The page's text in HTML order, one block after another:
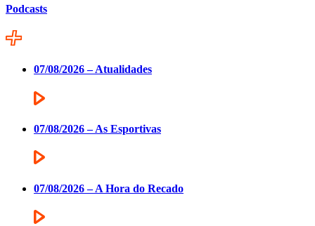
Podcasts
07/08/2026 – Atualidades
07/08/2026 – As Esportivas
07/08/2026 – A Hora do Recado